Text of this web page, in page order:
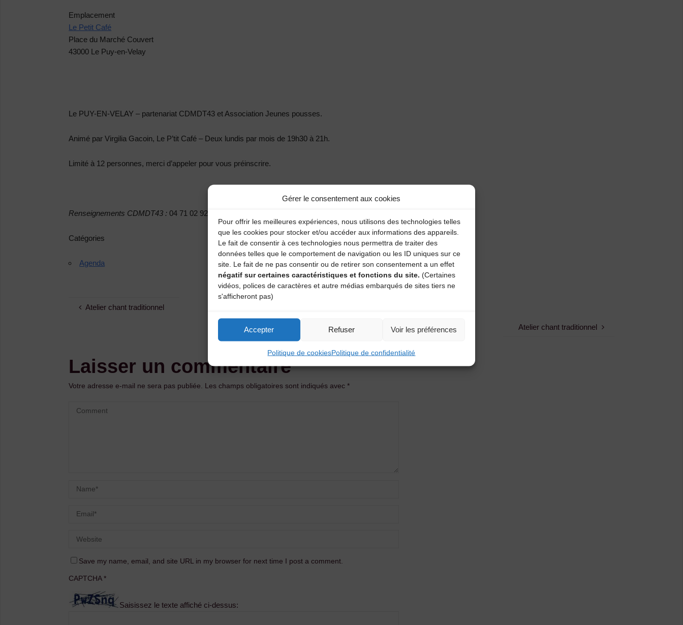
Gérer le consentement aux cookies
Pour offrir les meilleures expériences, nous utilisons des technologies telles
que les cookies pour stocker et/ou accéder aux informations des appareils.
Le fait de consentir à ces technologies nous permettra de traiter des
données telles que le comportement de navigation ou les ID uniques sur ce
site. Le fait de ne pas consentir ou de retirer son consentement a un effet
négatif sur certaines caractéristiques et fonctions du site. (Certaines
vidéos, polices de caractères et autre médias embarqués de sites tiers ne
s'afficheront pas)
Accepter Refuser Voir les préférences
Politique de cookiesPolitique de confidentialité
Emplacement
Le Petit Café
Place du Marché Couvert
43000 Le Puy-en-Velay
Le PUY-EN-VELAY – partenariat CDMDT43 et Association Jeunes pousses.
Animé par Virgilia Gacoin, Le P’tit Café – Deux lundis par mois de 19h30 à 21h.
Limité à 12 personnes, merci d’appeler pour vous préinscrire.
Renseignements CDMDT43 :04 71 02 92 53
Catégories
Agenda
Atelier chant traditionnel
Atelier chant traditionnel
Laisser un commentaire
Votre adresse e-mail ne sera pas publiée. Les champs obligatoires sont indiqués avec*
Save my name, email, and site URL in my browser for next time I post a comment.
CAPTCHA*
Saisissez le texte affiché ci-dessus: